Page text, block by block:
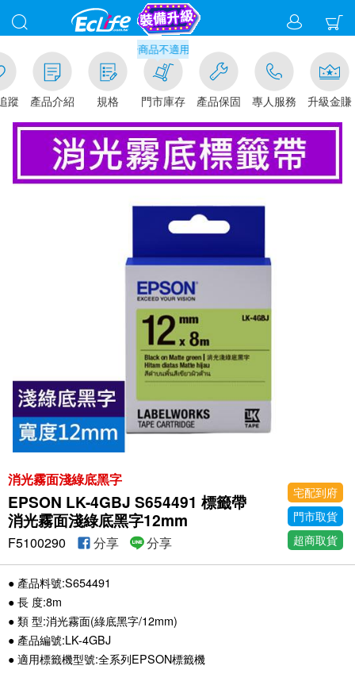
蹤 產品介紹 規格
門市取貨現折1%(部分商品不適用)-請點我看
門市庫存 產品保固 專人服務 升級金賺
消光霧面淺綠底黑字
EPSON LK-4GBJ S654491 標籤帶
消光霧面淺綠底黑字12mm
宅配到府
門市取貨
超商取貨
F5100290 分享 分享
● 產品料號:S654491
● 長 度:8m
● 類 型:消光霧面(綠底黑字/12mm)
● 產品編號:LK-4GBJ
● 適用標籤機型號:全系列EPSON標籤機